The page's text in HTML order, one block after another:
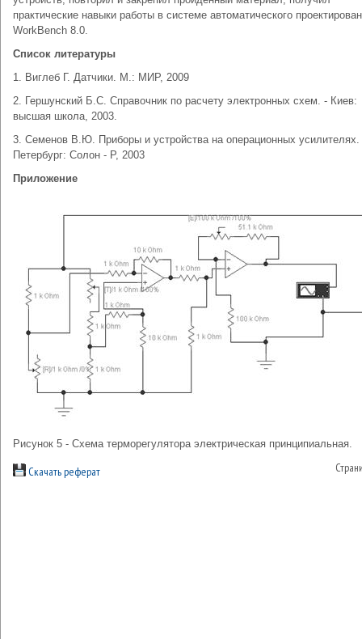
практические навыки работы в системе автоматического
WorkBench 8.0.
Список литературы
1. Виглеб Г. Датчики. М.: МИР, 2009
2. Гершунский Б.С. Справочник по расчету электронных схем. - Киев:
высшая школа, 2003.
3. Семенов В.Ю. Приборы и устройства на операционных
Петербург: Солон - Р, 2003
Приложение
Рисунок 5 - Схема терморегулятора электрическая принципиальная.
Скачать реферат